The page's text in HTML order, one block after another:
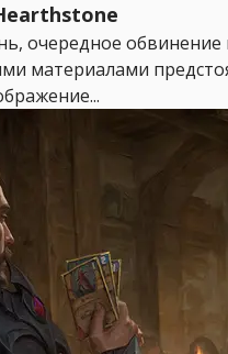
очередное
материалами